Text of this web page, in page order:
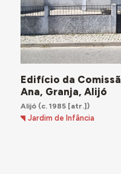
Edifício da
Ana, Granja, Alijó
Alijó(c. 1985 [atr.])
Jardim de Infância